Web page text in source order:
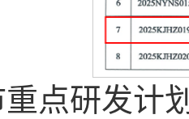
点研发计